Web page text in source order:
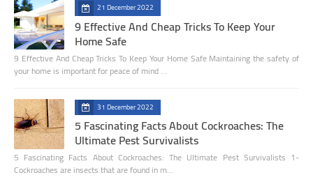
21 December 2022
9 Effective And Cheap Tricks To Keep Your
Home Safe
9 Effective And Cheap Tricks To Keep Your Home Safe Maintaining the safety of
your home is important for peace of mind …
31 December 2022
5 Fascinating Facts About Cockroaches: The
Ultimate Pest Survivalists
5 Fascinating Facts About Cockroaches: The Ultimate Pest Survivalists 1-
Cockroaches are insects that are found in m…